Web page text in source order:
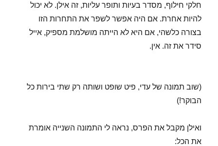
חלקי חילוף, מסדר בעיות ותופר עליות, זה אילן. לא יכול
להיות אחרת. אם היה אפשר לשפר את התחרות הזו
בצורה כלשהי, אם היא לא הייתה מושלמת מספיק, אייל
סידר את זה. אין.
(שוב תמונה של עדי, פיט שופט ושותה רק שתי בירות כל
הבוקר!)
ואילן מקבל את הפרס, נראה לי התמונה השנייה אומרת
את הכל: